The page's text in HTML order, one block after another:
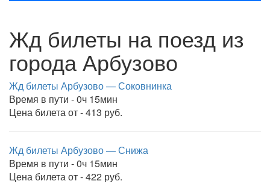
Жд билеты на поезд из
города Арбузово
Жд билеты Арбузово — Соковнинка
Время в пути - 0ч 15мин
Цена билета от - 413 руб.
Жд билеты Арбузово — Снижа
Время в пути - 0ч 15мин
Цена билета от - 422 руб.